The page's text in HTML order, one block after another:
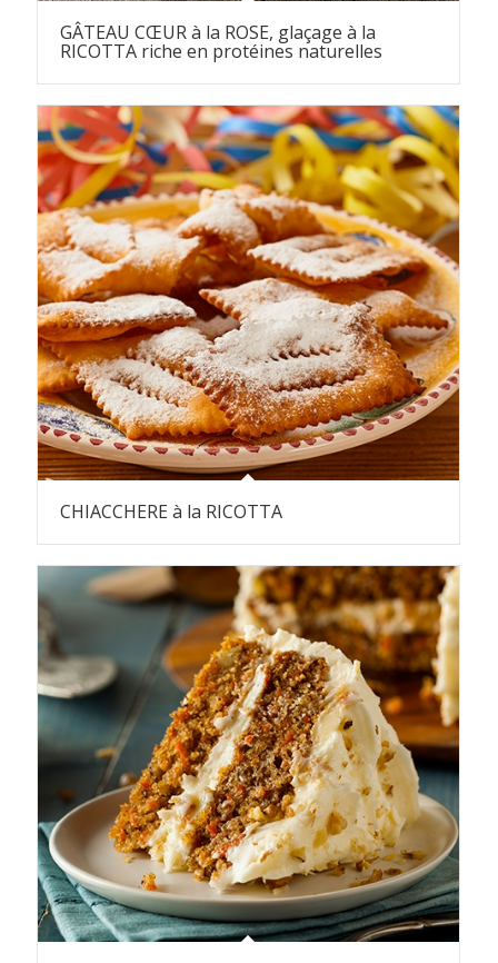
GÂTEAU CŒUR à la ROSE, glaçage à la
RICOTTA riche en protéines naturelles
CHIACCHERE à la RICOTTA